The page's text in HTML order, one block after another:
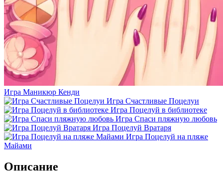
Игра Маникюр Кенди
Игра Счастливые Поцелуи
Игра Поцелуй в библиотеке
Игра Спаси пляжную любовь
Игра Поцелуй Вратаря
Игра Поцелуй на пляже
Майами
Описание